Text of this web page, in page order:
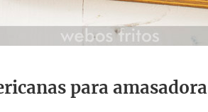
para amasadora